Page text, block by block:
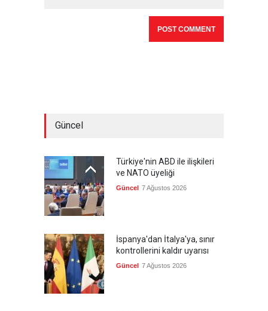
Güncel
Türkiye'nin ABD ile ilişkileri
ve NATO üyeliği
Güncel 7 Ağustos 2026
İspanya'dan İtalya'ya, sınır
kontrollerini kaldır uyarısı
Güncel 7 Ağustos 2026